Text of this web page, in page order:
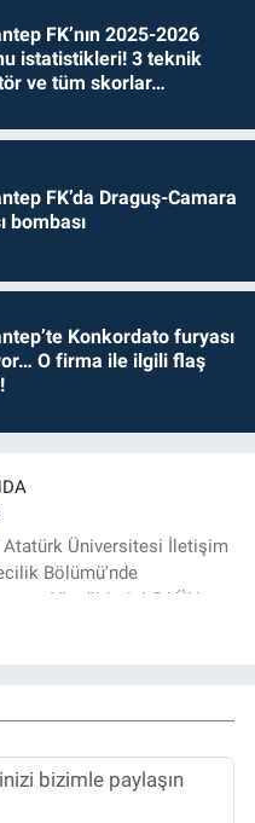
FK’nın 2025-2026
istatistikleri! 3 teknik
ve tüm skorlar…
FK’da Draguş-Camara
bombası
Konkordato furyası
O firma ile ilgili flaş
Üniversitesi İletişim
Bölümü'nde
YL eğitimini GAÜN
İletişim ve T. D.
Editörü olarak